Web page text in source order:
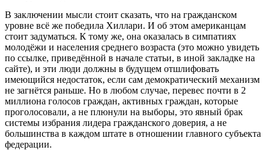
В заключении мысли стоит сказать, что на гражданском
уровне всё же победила Хиллари. И об этом американцам
стоит задуматься. К тому же, она оказалась в симпатиях
молодёжи и населения среднего возраста (это можно увидеть
по ссылке, приведённой в начале статьи, в иной закладке на
сайте), и эти люди должны в будущем отшлифовать
имеющийся недостаток, если сам демократический механизм
не загнётся раньше. Но в любом случае, перевес почти в 2
миллиона голосов граждан, активных граждан, которые
проголосовали, а не плюнули на выборы, это явный брак
системы избрания лидера гражданского доверия, а не
большинства в каждом штате в отношении главного субъекта
федерации.